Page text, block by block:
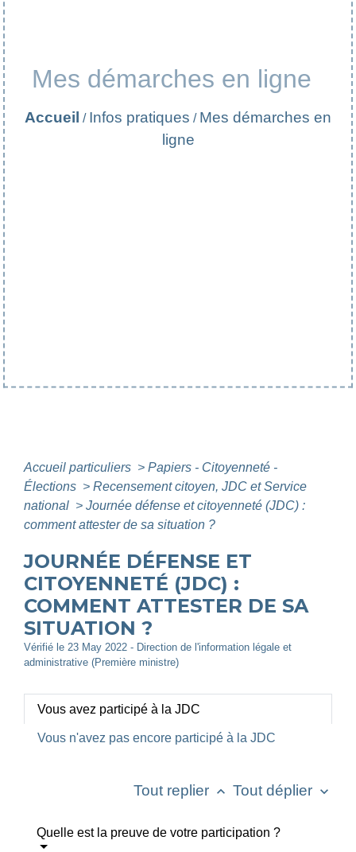
Mes démarches en ligne
Accueil / Infos pratiques / Mes démarches en
ligne
Accueil particuliers > Papiers - Citoyenneté -
Élections > Recensement citoyen, JDC et Service
national > Journée défense et citoyenneté (JDC) :
comment attester de sa situation ?
JOURNÉE DÉFENSE ET
CITOYENNETÉ (JDC) :
COMMENT ATTESTER DE SA
SITUATION ?
Vérifié le 23 May 2022 - Direction de l'information légale et
administrative (Première ministre)
Vous avez participé à la JDC
Vous n'avez pas encore participé à la JDC
Tout replier keyboard_arrow_up Tout déplier keyboard_arrow_down
Quelle est la preuve de votre participation ?